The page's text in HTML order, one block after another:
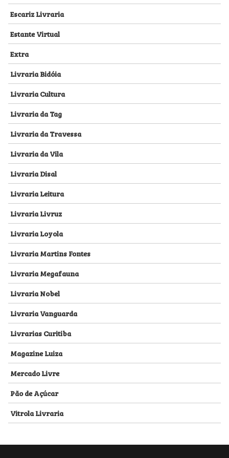
Escariz Livraria
Estante Virtual
Extra
Livraria Bidóia
Livraria Cultura
Livraria da Tag
Livraria da Travessa
Livraria da Vila
Livraria Disal
Livraria Leitura
Livraria Livruz
Livraria Loyola
Livraria Martins Fontes
Livraria Megafauna
Livraria Nobel
Livraria Vanguarda
Livrarias Curitiba
Magazine Luiza
Mercado Livre
Pão de Açúcar
Vitrola Livraria